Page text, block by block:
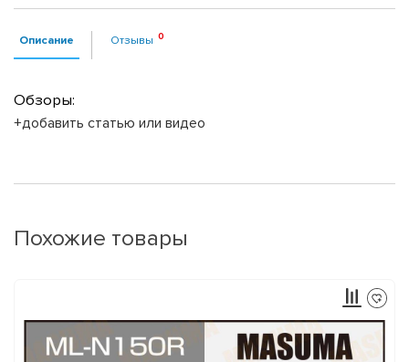
Описание Отзывы
Обзоры:
+добавить статью или видео
Похожие товары